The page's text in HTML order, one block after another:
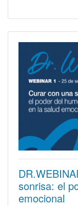
sonrisa: el
emocional